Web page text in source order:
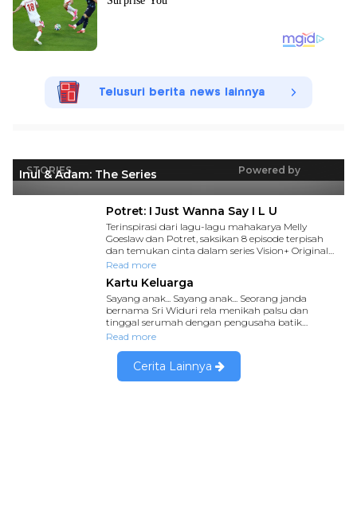
Telusuri berita news lainnya